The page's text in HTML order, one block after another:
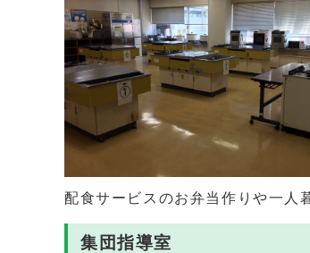
配食サービスのお弁当作りや一人
集団指導室